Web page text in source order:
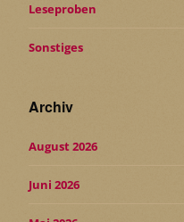
Leseproben
Sonstiges
Archiv
August 2026
Juni 2026